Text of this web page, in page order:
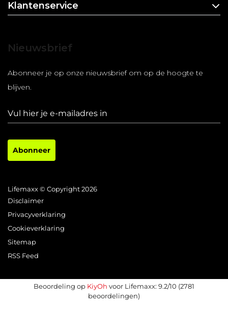
Klantenservice
Nieuwsbrief
Abonneer je op onze nieuwsbrief om op de hoogte te
blijven.
Abonneer
Lifemaxx © Copyright 2026
Disclaimer
Privacyverklaring
Cookieverklaring
Sitemap
RSS Feed
Beoordeling op KiyOh voor Lifemaxx: 9.2/10 (2781
beoordelingen)